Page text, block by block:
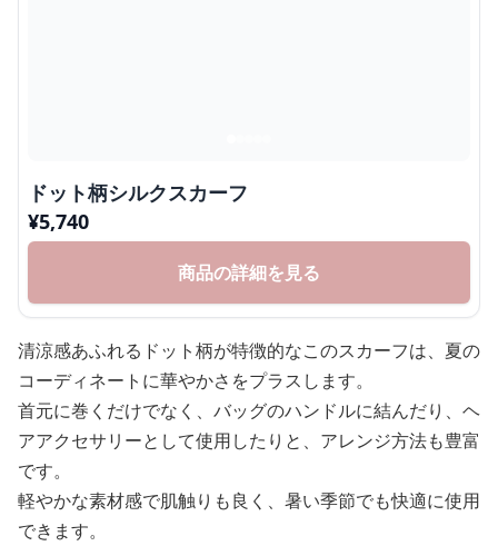
ドット柄シルクスカーフ
¥5,740
商品の詳細を見る
清涼感あふれるドット柄が特徴的なこのスカーフは、夏の
コーディネートに華やかさをプラスします。
首元に巻くだけでなく、バッグのハンドルに結んだり、ヘ
アアクセサリーとして使用したりと、アレンジ方法も豊富
です。
軽やかな素材感で肌触りも良く、暑い季節でも快適に使用
できます。